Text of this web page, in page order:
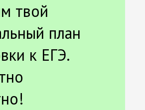
твой
план
к ЕГЭ.